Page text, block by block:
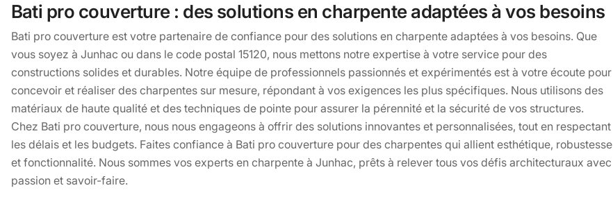
Bati pro couverture : des solutions en charpente adaptées à vos besoins
Bati pro couverture est votre partenaire de confiance pour des solutions en charpente adaptées à vos besoins. Que
vous soyez à Junhac ou dans le code postal 15120, nous mettons notre expertise à votre service pour des
constructions solides et durables. Notre équipe de professionnels passionnés et expérimentés est à votre écoute pour
concevoir et réaliser des charpentes sur mesure, répondant à vos exigences les plus spécifiques. Nous utilisons des
matériaux de haute qualité et des techniques de pointe pour assurer la pérennité et la sécurité de vos structures.
Chez Bati pro couverture, nous nous engageons à offrir des solutions innovantes et personnalisées, tout en respectant
les délais et les budgets. Faites confiance à Bati pro couverture pour des charpentes qui allient esthétique, robustesse
et fonctionnalité. Nous sommes vos experts en charpente à Junhac, prêts à relever tous vos défis architecturaux avec
passion et savoir-faire.